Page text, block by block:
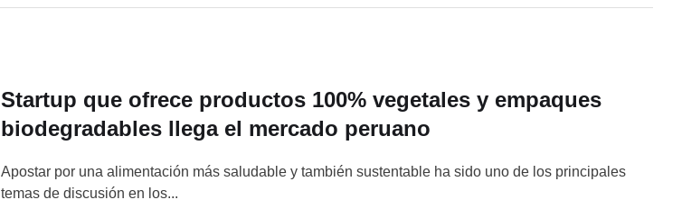
Startup que ofrece productos 100% vegetales y empaques
biodegradables llega el mercado peruano
Apostar por una alimentación más saludable y también sustentable ha sido uno de los principales
temas de discusión en los...